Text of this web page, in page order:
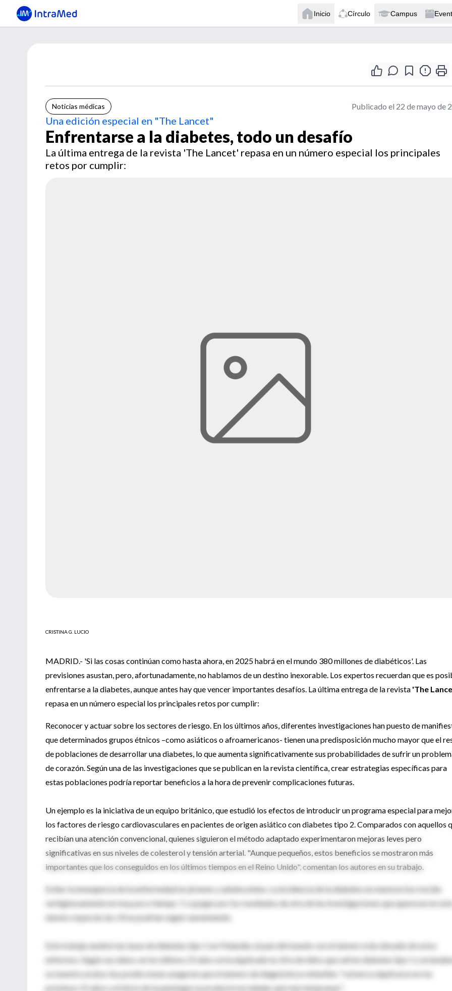
Inicio Círculo Campus
Noticias médicas Publicado el 22 de mayo de
Una edición especial en "The Lancet"
Enfrentarse a la diabetes, todo un desafío
La última entrega de la revista 'The Lancet' repasa en un número especial los principales
retos por cumplir:
CRISTINA G. LUCIO
MADRID.- 'Si las cosas continúan como hasta ahora, en 2025 habrá en el mundo 380 millones de diabéticos'. Las
previsiones asustan, pero, afortunadamente, no hablamos de un destino inexorable. Los expertos recuerdan que es
enfrentarse a la diabetes, aunque antes hay que vencer importantes desafíos. La última entrega de la revista 'The
repasa en un número especial los principales retos por cumplir:
Reconocer y actuar sobre los sectores de riesgo. En los últimos años, diferentes investigaciones han puesto de
que determinados grupos étnicos –como asiáticos o afroamericanos- tienen una predisposición mucho mayor que el
de poblaciones de desarrollar una diabetes, lo que aumenta significativamente sus probabilidades de sufrir un
de corazón. Según una de las investigaciones que se publican en la revista científica, crear estrategias específicas para
estas poblaciones podría reportar beneficios a la hora de prevenir complicaciones futuras.
Un ejemplo es la iniciativa de un equipo británico, que estudió los efectos de introducir un programa especial para
los factores de riesgo cardiovasculares en pacientes de origen asiático con diabetes tipo 2. Comparados con aquellos
recibían una atención convencional, quienes siguieron el método adaptado experimentaron mejoras leves pero
significativas en sus niveles de colesterol y tensión arterial. "Aunque pequeños, estos beneficios se mostraron más
importantes que los conseguidos en los últimos tiempos en el Reino Unido", comentan los autores en su trabajo.
Evitar la emergencia de la enfermedad en jóvenes y adolescentes. La incidencia de la diabetes en menores ha crecido
vertiginosamente en muy poco tiempo. Y, a juzgar por los resultados de otra de las investigaciones que aparecen en
número especial, las cifras podrían seguir aumentando.
Este trabajo analizó las tasas de diabetes tipo 1 en Finlandia, el país del mundo con el número más elevado de estos
enfermos. Según sus datos, en los últimos 25 años se ha duplicado la cifra de niños que sufren diabetes tipo 1 y la
se muestra al alza. Sus predicciones aseguran que el número de diagnósticos infantiles "volverá a duplicarse en los
próximos 15 años y el inicio de la patología se producirá en edades aún más tempranas".